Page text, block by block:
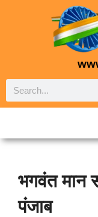
भगवंत मान
पंजाब